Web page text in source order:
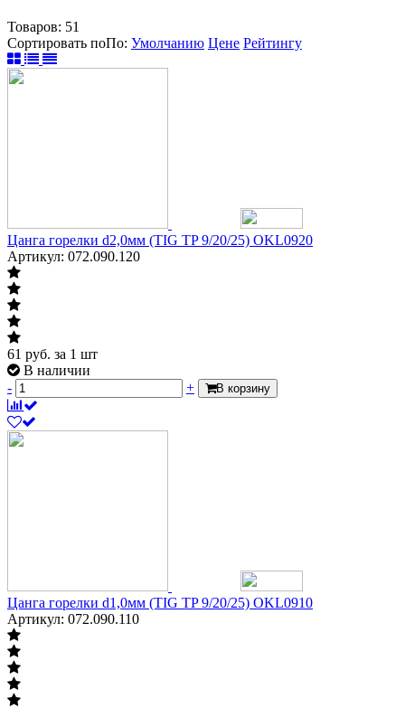
Товаров: 51
Сортировать поПо: Умолчанию Цене Рейтингу
Цанга горелки d2,0мм (TIG TP 9/20/25) OKL0920
Артикул: 072.090.120
61 руб. за 1 шт
В наличии
-
+ В корзину
Цанга горелки d1,0мм (TIG TP 9/20/25) OKL0910
Артикул: 072.090.110